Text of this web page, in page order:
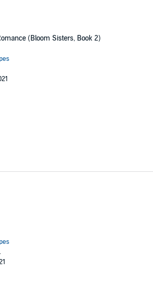
(Bloom Sisters, Book 2)